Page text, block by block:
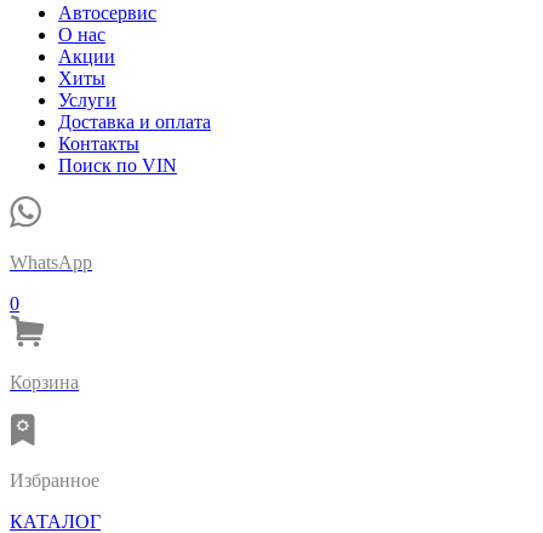
Автосервис
О нас
Акции
Хиты
Услуги
Доставка и оплата
Контакты
Поиск по VIN
WhatsApp
0
Корзина
Избранное
КАТАЛОГ